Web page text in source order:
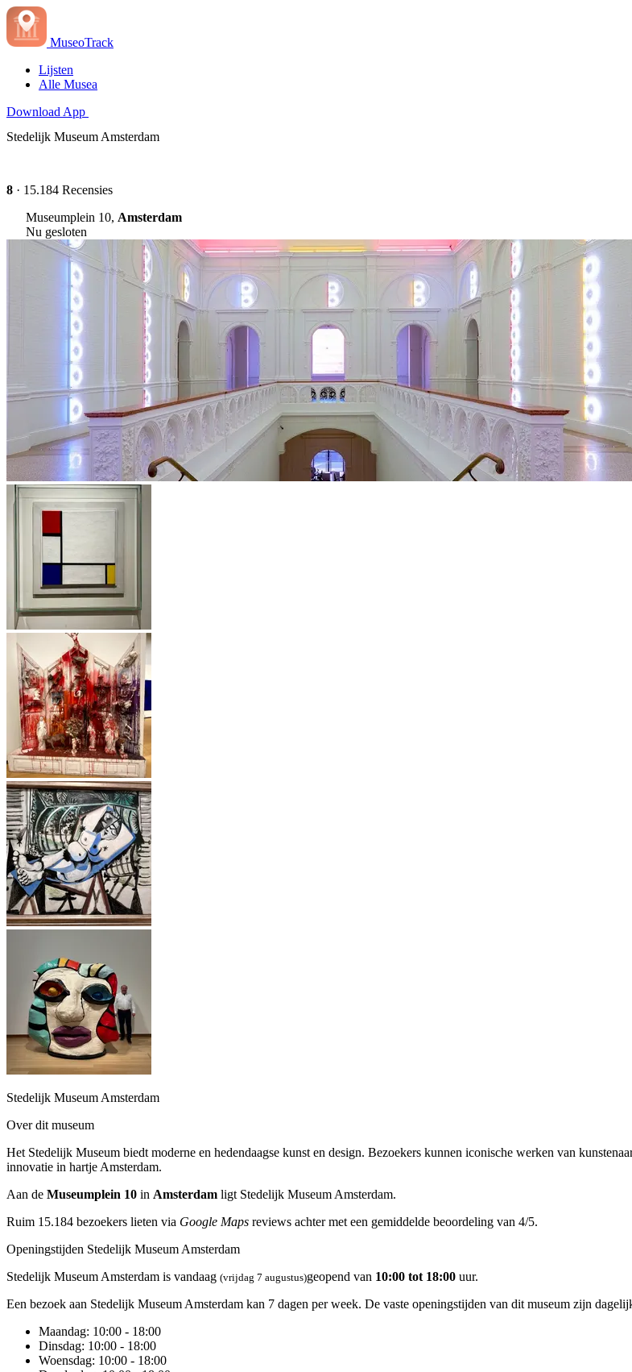
MuseoTrack
Lijsten
Alle Musea
Download App
Stedelijk Museum Amsterdam
8 · 15.184 Recensies
Museumplein 10, Amsterdam
Nu gesloten
Stedelijk Museum Amsterdam
Over dit museum
Het Stedelijk Museum biedt moderne en hedendaagse kunst en design. Bezoekers kunnen iconische werken van
innovatie in hartje Amsterdam.
Aan de Museumplein 10 in Amsterdam ligt Stedelijk Museum Amsterdam.
Ruim 15.184 bezoekers lieten via Google Maps reviews achter met een gemiddelde beoordeling van 4/5.
Openingstijden Stedelijk Museum Amsterdam
Stedelijk Museum Amsterdam is vandaag (vrijdag 7 augustus)geopend van 10:00 tot 18:00 uur.
Een bezoek aan Stedelijk Museum Amsterdam kan 7 dagen per week. De vaste openingstijden van dit museum zijn
Maandag: 10:00 - 18:00
Dinsdag: 10:00 - 18:00
Woensdag: 10:00 - 18:00